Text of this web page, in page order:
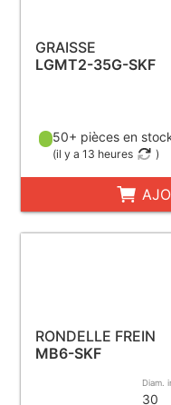
GRAISSE
LGMT2-35G-SKF
50+ pièces en
(il y a 13 heures )
RONDELLE FREIN
MB6-SKF
Diam.
30